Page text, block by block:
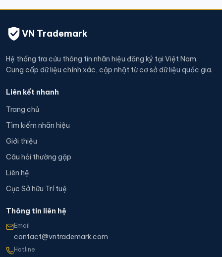
VN Trademark
Hệ thống tra cứu thông tin nhãn hiệu đăng ký tại Việt Nam.
Cung cấp dữ liệu chính xác, cập nhật từ cơ sở dữ liệu quốc gia.
Liên kết nhanh
Trang chủ
Tìm kiếm nhãn hiệu
Giới thiệu
Câu hỏi thường gặp
Liên hệ
Cục Sở hữu Trí tuệ
Thông tin liên hệ
Email
contact@vntrademark.com
Hotline